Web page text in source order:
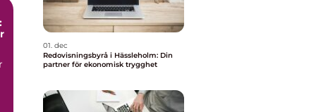
01. dec
Redovisningsbyrå i Hässleholm: Din
partner för ekonomisk trygghet